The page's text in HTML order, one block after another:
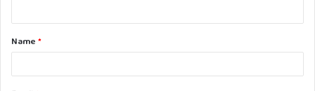
t
*Name *